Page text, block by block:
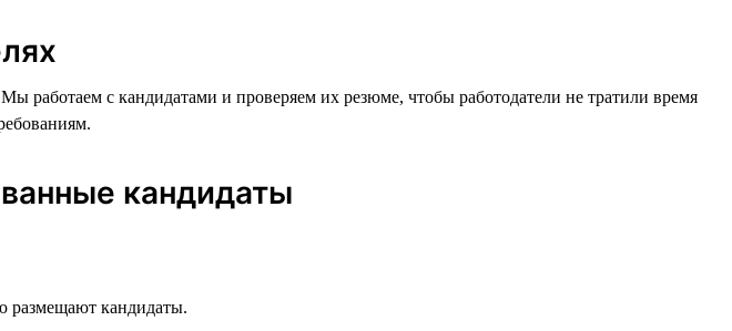
работаем с кандидатами и проверяем их резюме, чтобы работодатели не тратили время
кандидаты
размещают кандидаты.